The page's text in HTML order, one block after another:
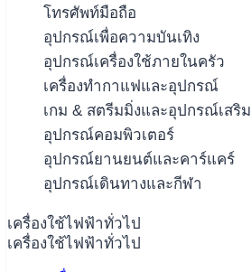
โทรศัพท์มือถือ
อุปกรณ์เพื่อความบันเทิง
อุปกรณ์เครื่องใช้ภายในครัว
เครื่องทำกาแฟและอุปกรณ์
เกม & สตรีมมิ่งและอุปกรณ์เสริม
อุปกรณ์คอมพิวเตอร์
อุปกรณ์ยานยนต์และคาร์แคร์
อุปกรณ์เดินทางและกีฬา
เครื่องใช้ไฟฟ้าทั่วไป
เครื่องใช้ไฟฟ้าทั่วไป